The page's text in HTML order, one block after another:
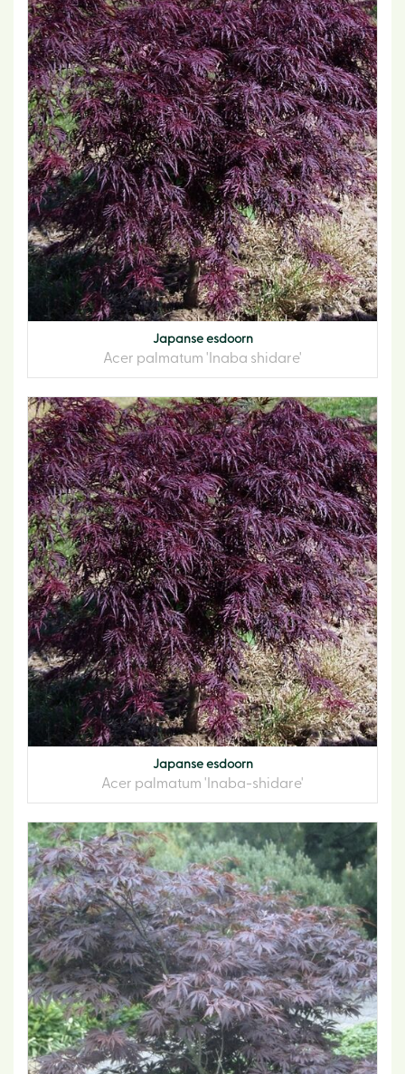
Japanse esdoorn
Acer palmatum 'Inaba shidare'
Japanse esdoorn
Acer palmatum 'Inaba-shidare'